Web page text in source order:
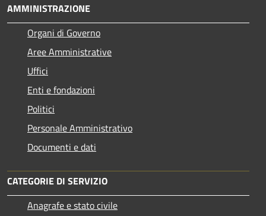
AMMINISTRAZIONE
Organi di Governo
Aree Amministrative
Uffici
Enti e fondazioni
Politici
Personale Amministrativo
Documenti e dati
CATEGORIE DI SERVIZIO
Anagrafe e stato civile